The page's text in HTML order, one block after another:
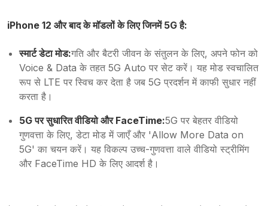
iPhone 12 और बाद के मॉडलों के लिए जिनमें 5G है:
स्मार्ट डेटा मोड:गति और बैटरी जीवन के संतुलन के लिए, अपने फोन को
Voice & Data के तहत 5G Auto पर सेट करें। यह मोड स्वचालित
रूप से LTE पर स्विच कर देता है जब 5G प्रदर्शन में काफी सुधार नहीं
करता है।
5G पर सुधारित वीडियो और FaceTime:5G पर बेहतर वीडियो
गुणवत्ता के लिए, डेटा मोड में जाएँ और 'Allow More Data on
5G' का चयन करें। यह विकल्प उच्च-गुणवत्ता वाले वीडियो स्ट्रीमिंग
और FaceTime HD के लिए आदर्श है।